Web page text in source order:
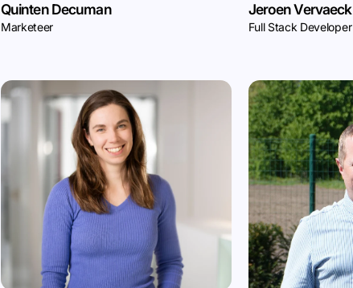
Quinten Decuman
Marketeer
Jeroen Vervaeck
Full Stack Developer